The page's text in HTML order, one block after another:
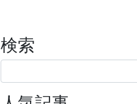
検索